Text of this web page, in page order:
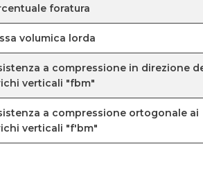
foratura
volumica lorda
a compressione in direzione
verticali "fbm"
a compressione ortogonale ai
verticali "f'bm"